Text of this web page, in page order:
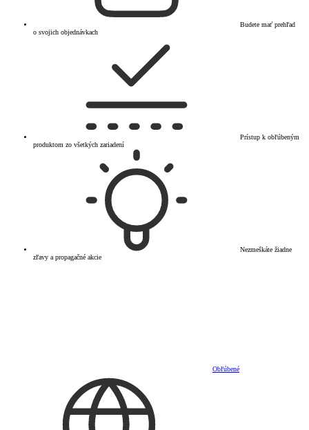
Budete mať prehľad
o svojich objednávkach
Prístup k obľúbeným
produktom zo všetkých zariadení
Nezmeškáte žiadne
zľavy a propagačné akcie
Obľúbené